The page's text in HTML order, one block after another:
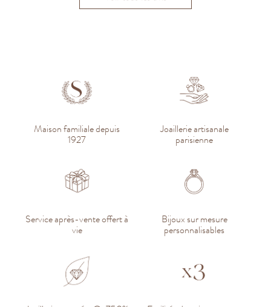
Maison familiale depuis
1927
Joaillerie artisanale
parisienne
Service après-vente offert à
vie
Bijoux sur mesure
personnalisables